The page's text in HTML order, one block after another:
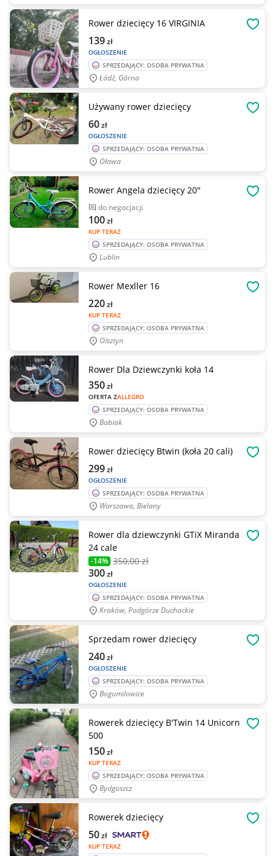
Rower dziecięcy 16 VIRGINIA
OGŁOSZENIE
139zł
SPRZEDAJĄCY: OSOBA PRYWATNA
Łódź, Górna
Używany rower dziecięcy
OGŁOSZENIE
60zł
SPRZEDAJĄCY: OSOBA PRYWATNA
Oława
Rower Angela dziecięcy 20"
do negocjacji
KUP TERAZ
100zł
SPRZEDAJĄCY: OSOBA PRYWATNA
Lublin
Rower Mexller 16
KUP TERAZ
220zł
SPRZEDAJĄCY: OSOBA PRYWATNA
Olsztyn
Rower Dla Dziewczynki koła 14
OFERTA ZALLEGRO
350zł
SPRZEDAJĄCY: OSOBA PRYWATNA
Babiak
Rower dziecięcy Btwin (koła 20 cali)
OGŁOSZENIE
299zł
SPRZEDAJĄCY: OSOBA PRYWATNA
Warszawa, Bielany
Rower dla dziewczynki GTiX Miranda
24 cale
-14% 350,00 zł
OGŁOSZENIE
300zł
SPRZEDAJĄCY: OSOBA PRYWATNA
Kraków, Podgórze Duchackie
Sprzedam rower dziecięcy
OGŁOSZENIE
240zł
SPRZEDAJĄCY: OSOBA PRYWATNA
Bogumilowice
Rowerek dziecięcy B'Twin 14 Unicorn
500
KUP TERAZ
150zł
SPRZEDAJĄCY: OSOBA PRYWATNA
Bydgoszcz
Rowerek dziecięcy
KUP TERAZ
50zł